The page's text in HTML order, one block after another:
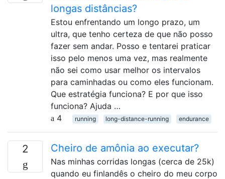
longas distâncias?
Estou enfrentando um longo prazo, um
ultra, que tenho certeza de que não posso
fazer sem andar. Posso e tentarei praticar
isso pelo menos uma vez, mas realmente
não sei como usar melhor os intervalos
para caminhadas ou como eles funcionam.
Que estratégia funciona? E por que isso
funciona? Ajuda …
4
running long-distance-running endurance
2 Cheiro de amônia ao executar?
Nas minhas corridas longas (cerca de 25k)
quando eu finlandês o cheiro do meu corpo